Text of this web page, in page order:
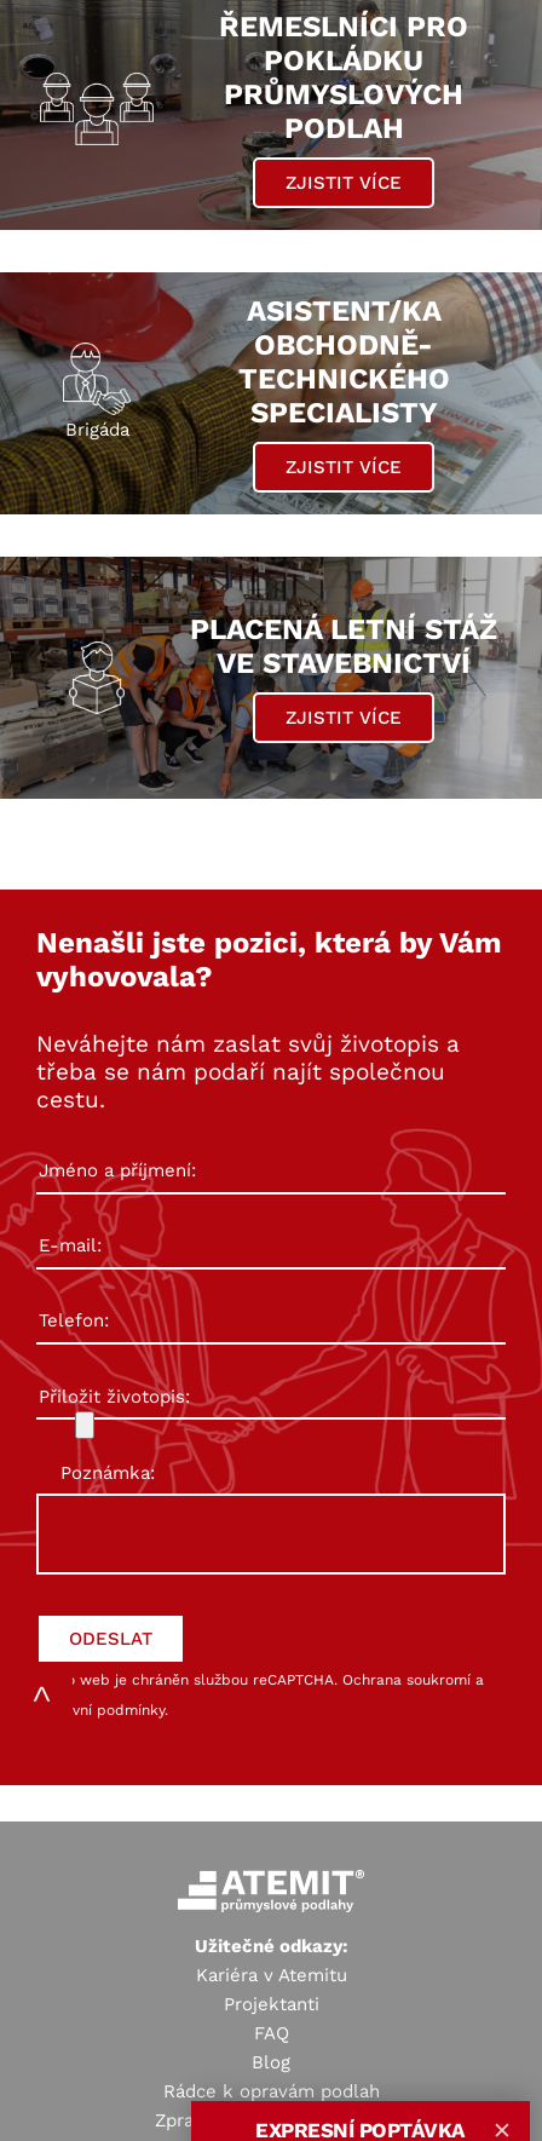
ŘEMESLNÍCI PRO
POKLÁDKU
PRŮMYSLOVÝCH
PODLAH
ZJISTIT VÍCE
Brigáda
ASISTENT/KA
OBCHODNĚ-
TECHNICKÉHO
SPECIALISTY
ZJISTIT VÍCE
PLACENÁ LETNÍ STÁŽ
VE STAVEBNICTVÍ
ZJISTIT VÍCE
Nenašli jste pozici, která by Vám
vyhovovala?
Neváhejte nám zaslat svůj životopis a
třeba se nám podaří najít společnou
cestu.
Přiložit životopis:
Poznámka:
Tento web je chráněn službou reCAPTCHA. Ochrana soukromí a
Smluvní podmínky.
✕
EXPRESNÍ POPTÁVKA
Užitečné odkazy:
Kariéra v Atemitu
Projektanti
FAQ
Blog
Rádce k opravám podlah
Zpracování osobních údajů